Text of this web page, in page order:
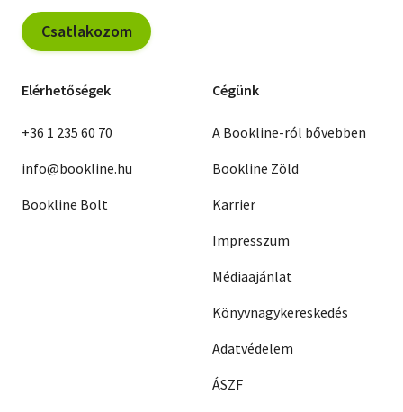
Csatlakozom
Elérhetőségek
+36 1 235 60 70
info@bookline.hu
Bookline Bolt
Cégünk
A Bookline-ról bővebben
Bookline Zöld
Karrier
Impresszum
Médiaajánlat
Könyvnagykereskedés
Adatvédelem
ÁSZF